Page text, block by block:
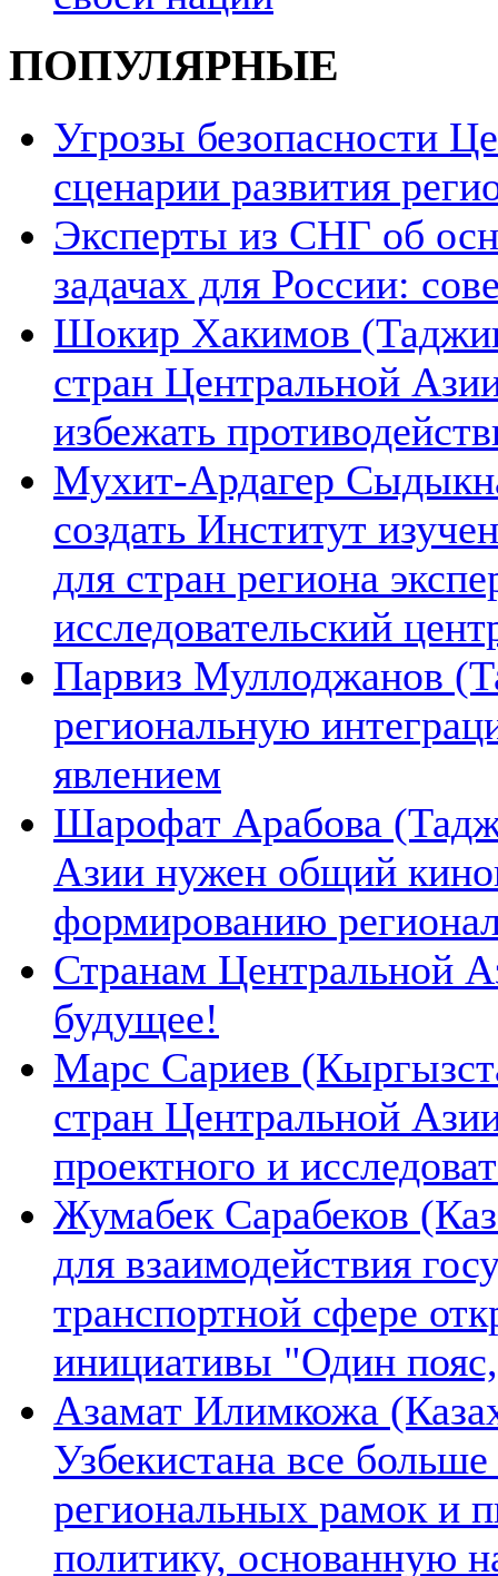
ПОПУЛЯРНЫЕ
Угрозы безопасности
сценарии развития
Эксперты из СНГ об
задачах для России:
Шокир Хакимов
стран Центральной
избежать
Мухит-Ардагер
создать Институт
для стран региона
исследовательский
Парвиз Муллоджанов
региональную
явлением
Шарофат Арабова
Азии нужен общий
формированию
Странам Центральной
будущее!
Марс Сариев
стран Центральной
проектного и
Жумабек Сарабеков
для взаимодействия
транспортной сфере
инициативы "Один
Азамат Илимкожа
Узбекистана все
региональных рамок и
политику, основанную